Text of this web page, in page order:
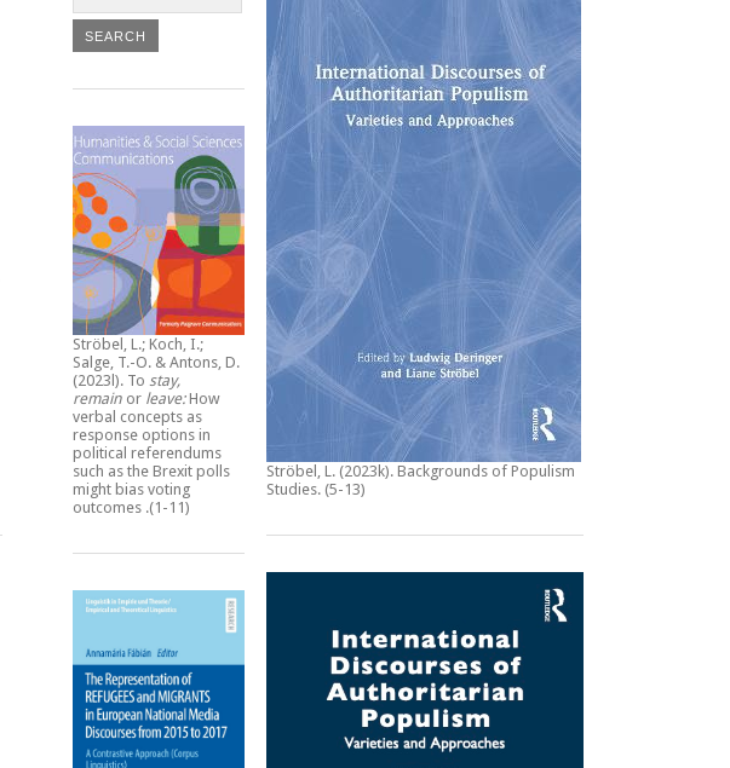
Ströbel, L.; Koch, I.;
Salge, T.-O. & Antons, D.
(2023l). To stay,
remain or leave:How
verbal concepts as
response options in
political referendums
such as the Brexit polls
might bias voting
outcomes .(1-11)
Ströbel, L. (2023k). Backgrounds of Populism
Studies. (5-13)